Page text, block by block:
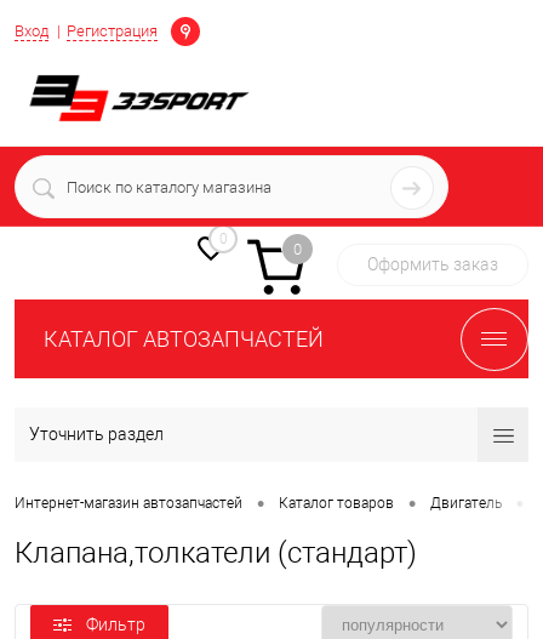
Вход Регистрация
Определение
+7 (939) 716-10-06
пн-пт 7:00-16:00 МСК
0
0
Оформить заказ
КАТАЛОГ АВТОЗАПЧАСТЕЙ
Уточнить раздел
Интернет-магазин автозапчастей • Каталог товаров • Двигатель
Клапана,толкатели (стандарт)
Фильтр